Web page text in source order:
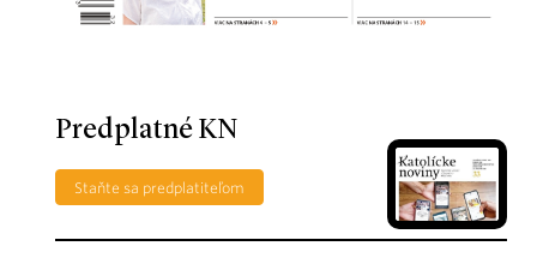
Predplatné KN
Staňte sa predplatiteľom